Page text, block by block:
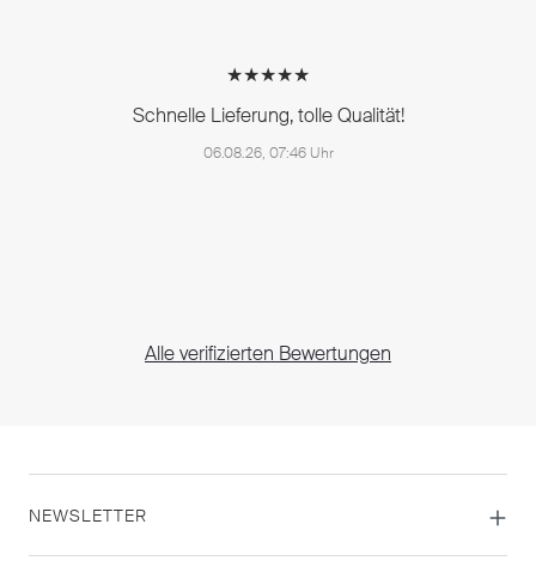
★★★★★
Schnelle Lieferung, tolle Qualität!
06.08.26, 07:46 Uhr
Alle verifizierten Bewertungen
NEWSLETTER